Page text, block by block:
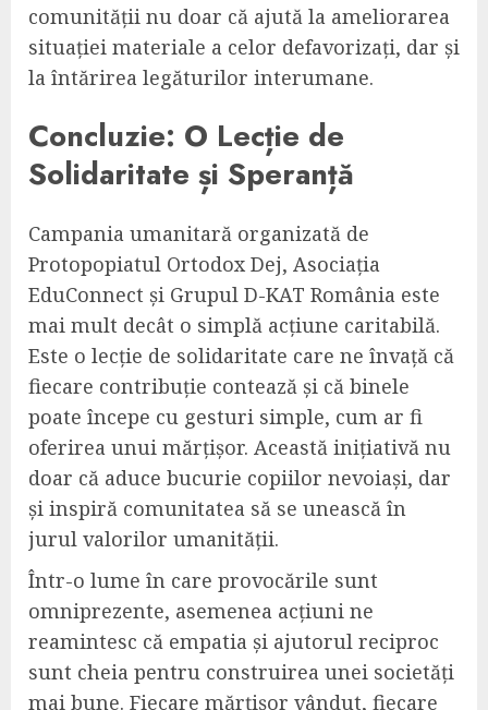
comunității nu doar că ajută la ameliorarea
situației materiale a celor defavorizați, dar și
la întărirea legăturilor interumane.
Concluzie: O Lecție de
Solidaritate și Speranță
Campania umanitară organizată de
Protopopiatul Ortodox Dej, Asociația
EduConnect și Grupul D-KAT România este
mai mult decât o simplă acțiune caritabilă.
Este o lecție de solidaritate care ne învață că
fiecare contribuție contează și că binele
poate începe cu gesturi simple, cum ar fi
oferirea unui mărțișor. Această inițiativă nu
doar că aduce bucurie copiilor nevoiași, dar
și inspiră comunitatea să se unească în
jurul valorilor umanității.
Într-o lume în care provocările sunt
omniprezente, asemenea acțiuni ne
reamintesc că empatia și ajutorul reciproc
sunt cheia pentru construirea unei societăți
mai bune. Fiecare mărțișor vândut, fiecare